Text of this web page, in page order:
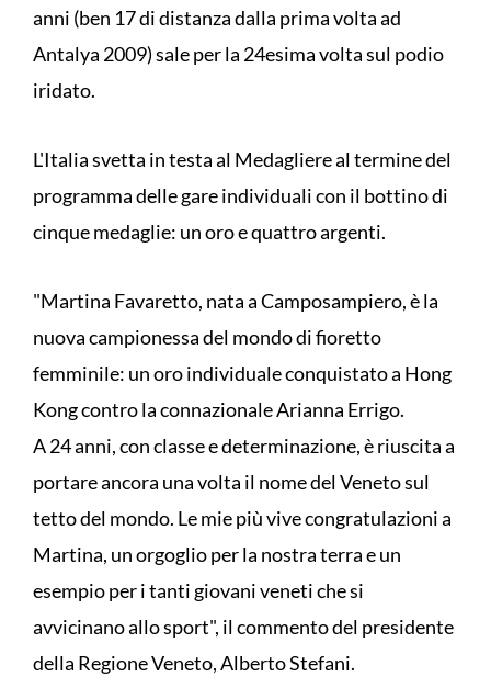
anni (ben 17 di distanza dalla prima volta ad
Antalya 2009) sale per la 24esima volta sul podio
iridato.
L'Italia svetta in testa al Medagliere al termine del
programma delle gare individuali con il bottino di
cinque medaglie: un oro e quattro argenti.
"Martina Favaretto, nata a Camposampiero, è la
nuova campionessa del mondo di fioretto
femminile: un oro individuale conquistato a Hong
Kong contro la connazionale Arianna Errigo.
A 24 anni, con classe e determinazione, è riuscita a
portare ancora una volta il nome del Veneto sul
tetto del mondo. Le mie più vive congratulazioni a
Martina, un orgoglio per la nostra terra e un
esempio per i tanti giovani veneti che si
avvicinano allo sport", il commento del presidente
della Regione Veneto, Alberto Stefani.